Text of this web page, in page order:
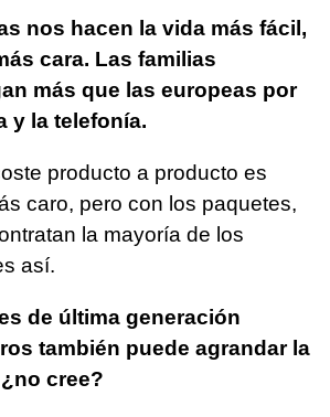
nos hacen la vida más fácil,
cara. Las familias
más que las europeas por
y la telefonía.
producto a producto es
caro, pero con los paquetes,
la mayoría de los
así.
de última generación
también puede agrandar la
cree?